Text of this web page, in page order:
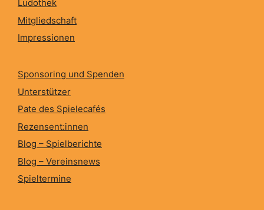
Ludothek
Mitgliedschaft
Impressionen
Sponsoring und Spenden
Unterstützer
Pate des Spielecafés
Rezensent:innen
Blog – Spielberichte
Blog – Vereinsnews
Spieltermine